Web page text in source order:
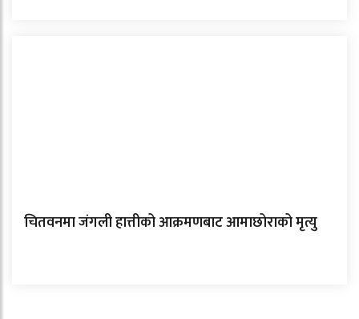
चितवनमा जंगली हात्तीको आक्रमणबाट आमाछोराको मृत्यु